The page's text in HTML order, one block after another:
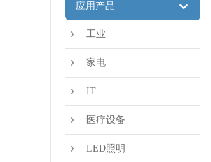
应用产品
工业
家电
IT
医疗设备
LED照明